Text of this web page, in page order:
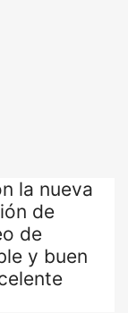
la nueva
de
de
y buen